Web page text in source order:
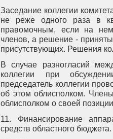
Заседание коллегии
не реже одного раза в
правомочным, если на
членов, а решение -
присутствующих. Решения
В случае разногласий
коллегии при
председатель коллегии
об этом облисполком.
облисполком о своей
11. Финансирование
средств областного бюджета.